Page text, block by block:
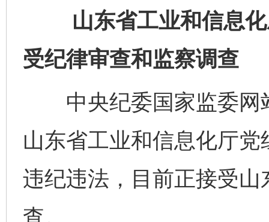
山东省工业和信息化
受纪律审查和监察调查
中央纪委国家监委网
山东省工业和信息化厅
违纪违法，目前正接受
查。